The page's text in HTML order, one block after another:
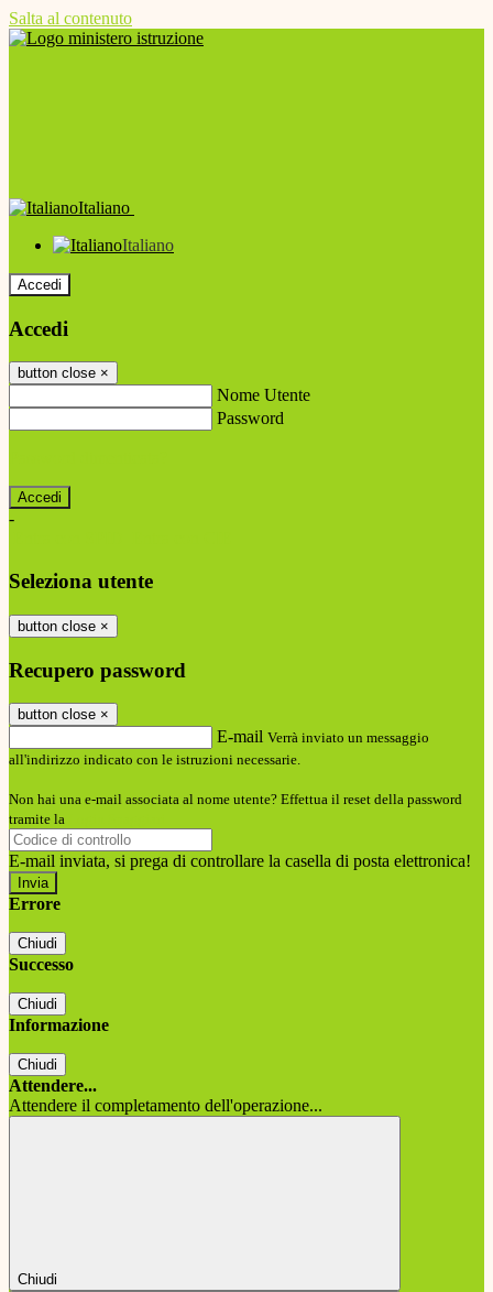
Salta al contenuto
Italiano
Italiano
Accedi
Accedi
button close ×
Nome Utente
Password
-
Seleziona utente
button close ×
Recupero password
button close ×
E-mail Verrà inviato un messaggio
all'indirizzo indicato con le istruzioni necessarie.
Non hai una e-mail associata al nome utente? Effettua il reset della password
tramite la
E-mail inviata, si prega di controllare la casella di posta elettronica!
Errore
Chiudi
Successo
Chiudi
Informazione
Chiudi
Attendere...
Attendere il completamento dell'operazione...
Chiudi